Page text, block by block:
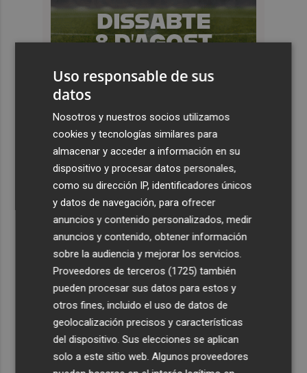
Uso responsable de sus
datos
Nosotros y nuestros socios utilizamos
cookies y tecnologías similares para
almacenar y acceder a información en su
dispositivo y procesar datos personales,
como su dirección IP, identificadores únicos
y datos de navegación, para ofrecer
anuncios y contenido personalizados, medir
anuncios y contenido, obtener información
sobre la audiencia y mejorar los servicios.
Proveedores de terceros (1725) también
pueden procesar sus datos para estos y
otros fines, incluido el uso de datos de
geolocalización precisos y características
del dispositivo. Sus elecciones se aplican
solo a este sitio web. Algunos proveedores